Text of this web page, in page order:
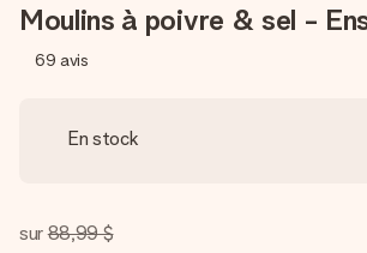
Moulins à poivre & sel -
69 avis
En stock
sur88,99 $